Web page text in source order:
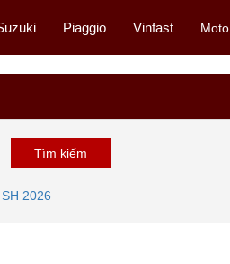
Piaggio Vinfast Moto
SH 2026